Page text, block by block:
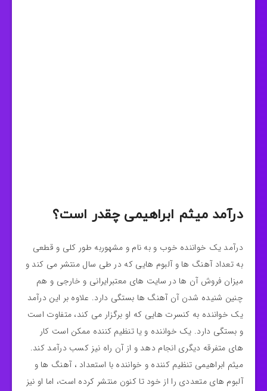
درآمد میثم ابراهیمی چقدر است؟
درآمد یک خواننده خوب و به نام و مشهوربه طور کلی و قطعی
به تعداد آهنگ ها و آلبوم هایی که در طی سال منتشر می کند و
میزان فروش آن ها در سایت های معتبرایرانی و خارجی و هم
چنین شنیده شدن آن آهنگ ها بستگی دارد. علاوه بر این درآمد
یک خواننده به کنسرت هایی که او برگزار می کند، متفاوت است
و بستگی دارد. یک خواننده و یا تنظیم کننده ممکن است کار
های متفرقه دیگری انجام دهد و از آن راه نیز کسب درآمد کند.
میثم ابراهیمی تنظیم کننده و خواننده با استعداد ، آهنگ ها و
آلبوم های متعددی را از خود تا کنون منتشر کرده است، اما او نیز